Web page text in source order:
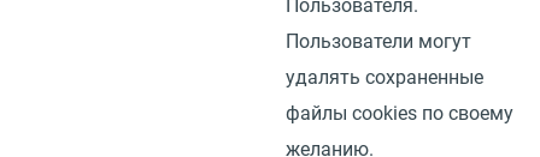
Пользователя.
Пользователи могут
удалять сохраненные
файлы cookies по своему
желанию.